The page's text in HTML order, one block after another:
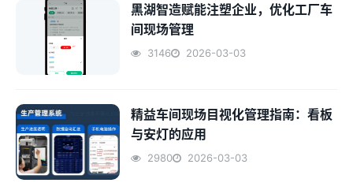
黑湖智造赋能注塑企业，优化工厂车
间现场管理
3146 2026-03-03
精益车间现场目视化管理指南：看板
与安灯的应用
2980 2026-03-03